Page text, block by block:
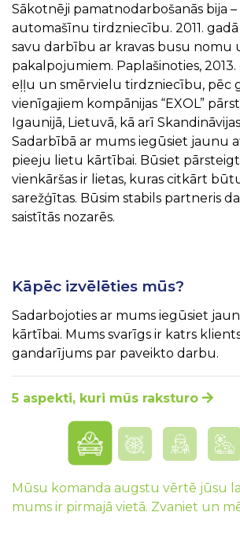
Sākotnēji pamatnodarbošanās bija
automašīnu tirdzniecību. 2011.
savu darbību ar kravas busu nomu
pakalpojumiem. Paplašinoties,
eļļu un smērvielu tirdzniecību, pēc
vienīgajiem kompānijas “EXOL”
Igaunijā, Lietuvā, kā arī
Sadarbībā ar mums iegūsiet jaunu
pieeju lietu kārtībai. Būsiet
vienkāršas ir lietas, kuras citkārt
sarežģītas. Būsim stabils partneris
saistītās nozarēs.
Kāpēc izvēlēties mūs?
Sadarbojoties ar mums iegūsiet
kārtībai. Mums svarīgs ir katrs
gandarījums par paveikto darbu.
5 aspekti, kuri mūs raksturo
Mūsu komanda augstu vērtē jūsu
mums ir pirmajā vietā. Zvaniet un